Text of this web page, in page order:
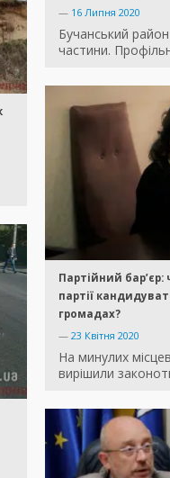
— 16 Липня 2020
Бучанський район
частини.
Партійний
партії
громадах?
— 23 Квітня 2020
На минулих
вирішили